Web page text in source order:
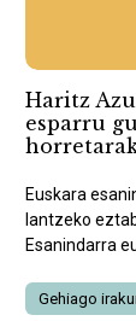
Haritz
esparru
Euskara
lantzeko
Esanindarra
Gehiago